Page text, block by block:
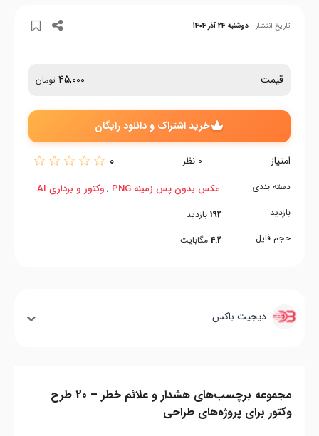
تاریخ انتشار دوشنبه 24 آذر 1404
قیمت 45,000 تومان
خرید اشتراک و دانلود رایگان
امتیاز 0 نظر 0
دسته بندی
بازدید
حجم فایل
عکس بدون پس زمینه PNG , وکتور و برداری AI
192 بازدید
4.2 مگابایت
دیجیت باکس
مجموعه برچسب‌های هشدار و علائم خطر – 20 طرح
وکتور برای پروژه‌های طراحی